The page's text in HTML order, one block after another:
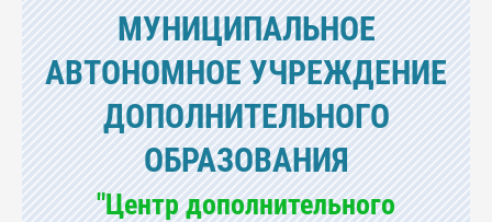
МУНИЦИПАЛЬНОЕ
АВТОНОМНОЕ УЧРЕЖДЕНИЕ
ДОПОЛНИТЕЛЬНОГО
ОБРАЗОВАНИЯ
"Центр дополнительного